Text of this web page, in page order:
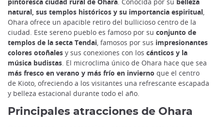
natural, sus templos históricos y su importancia espiritual
Ohara ofrece un apacible retiro del bullicioso centro de la
ciudad. Este sereno pueblo es famoso por su conjunto de
templos de la secta Tendai , famosos por sus impresionantes
colores otoñales y sus conexiones con los cánticos y la
música budistas . El microclima único de Ohara hace que sea
más fresco en verano y más frío en invierno que el centro
de Kioto, ofreciendo a los visitantes una refrescante escapada
y belleza estacional durante todo el año.
Principales atracciones de Ohara